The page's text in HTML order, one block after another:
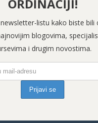
ORDINACIJI!
listu kako biste bili
blogovima,
i drugim novostima.